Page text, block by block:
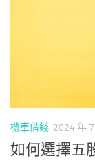
機車借錢 2024 年
如何選擇五